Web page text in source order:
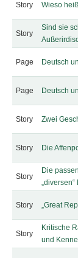
Story Wieso
Story
Sind sie
Page Deutsch
Page Deutsch
Story Zwei
Story Die
Story
Die
Story „Great
Story
Kritische
und